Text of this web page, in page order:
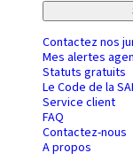
Contactez nos
Mes alertes
Statuts gratuits
Le Code de la
Service client
FAQ
Contactez-nous
A propos